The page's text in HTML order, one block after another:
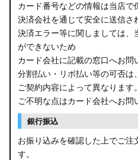
カード番号などの情報は当店で
決済会社を通じて安全に送信さ
決済エラー等に関しましては、
ができないため
カード会社に記載の窓口へお問
分割払い・リボ払い等の可否は
ご契約内容によって異なります。
ご不明な点はカード会社へお問
銀行振込
お振り込みを確認した上でご注
す。